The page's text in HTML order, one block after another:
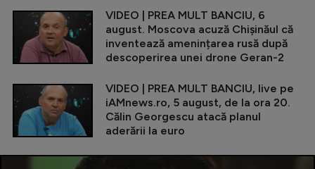
VIDEO | PREA MULT BANCIU, 6
august. Moscova acuză Chișinăul că
inventează amenințarea rusă după
descoperirea unei drone Geran-2
VIDEO | PREA MULT BANCIU, live pe
iAMnews.ro, 5 august, de la ora 20.
Călin Georgescu atacă planul
aderării la euro